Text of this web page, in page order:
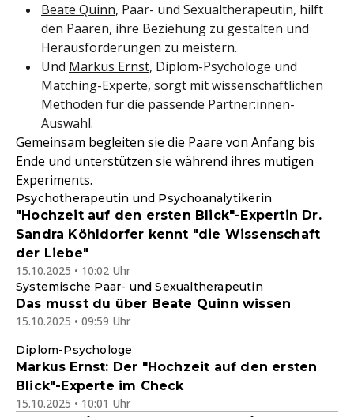
Beate Quinn, Paar- und Sexualtherapeutin, hilft
den Paaren, ihre Beziehung zu gestalten und
Herausforderungen zu meistern.
Und Markus Ernst, Diplom-Psychologe und
Matching-Experte, sorgt mit wissenschaftlichen
Methoden für die passende Partner:innen-
Auswahl.
Gemeinsam begleiten sie die Paare von Anfang bis
Ende und unterstützen sie während ihres mutigen
Experiments.
Psychotherapeutin und Psychoanalytikerin
"Hochzeit auf den ersten Blick"-Expertin Dr.
Sandra Köhldorfer kennt "die Wissenschaft
der Liebe"
15.10.2025 • 10:02 Uhr
Systemische Paar- und Sexualtherapeutin
Das musst du über Beate Quinn wissen
15.10.2025 • 09:59 Uhr
Diplom-Psychologe
Markus Ernst: Der "Hochzeit auf den ersten
Blick"-Experte im Check
15.10.2025 • 10:01 Uhr